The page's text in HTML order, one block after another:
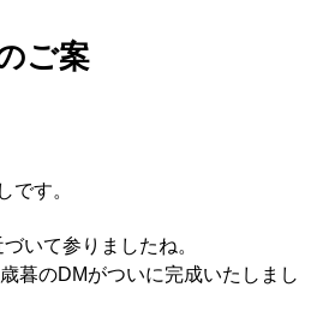
ご案
です。
いて参りましたね。
暮のDMがついに完成いたしまし